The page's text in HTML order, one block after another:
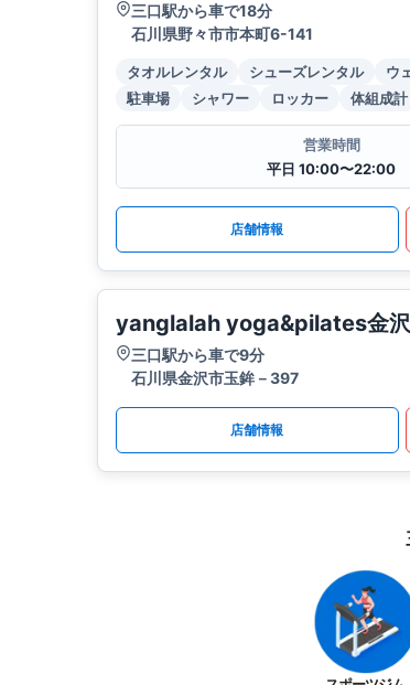
三口駅から車で18分
石川県野々市市本町6-141
タオルレンタル シューズレンタル ウ
駐車場
シャワー ロッカー 体組成計
営業時間
平日 10:00〜22:00
店舗情報
yanglalah yoga&pilates金
三口駅から車で9分
石川県金沢市玉鉾－397
店舗情報